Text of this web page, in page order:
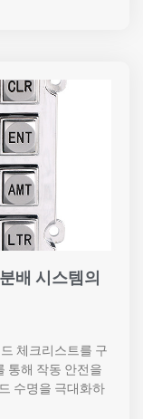
배 시스템의
체크리스트를 구
통해 작동 안전을
수명을 극대화하